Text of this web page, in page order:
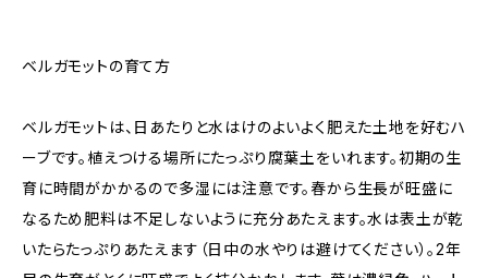
ベルガモットの育て方
ベルガモットは、日あたりと水はけのよいよく肥えた土地を好むハ
ーブです。植えつける場所にたっぷり腐葉土をいれます。初期の生
育に時間がかかるので多湿には注意です。春から生長が旺盛に
なるため肥料は不足しないように充分あたえます。水は表土が乾
いたらたっぷりあたえます（日中の水やりは避けてください）。2年